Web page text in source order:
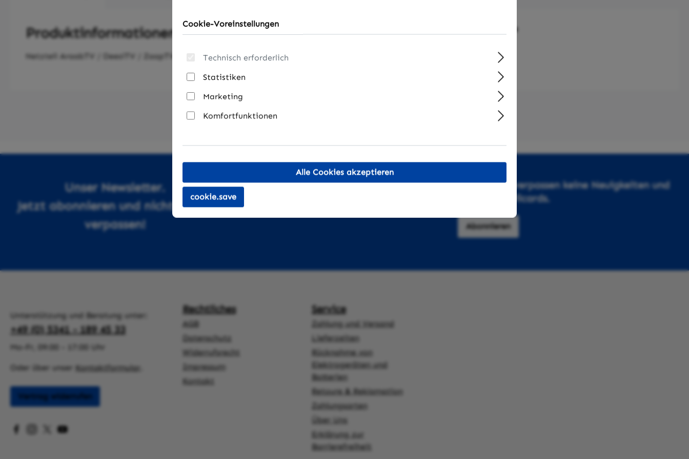
Produktinformationen "Netzteil AraabTV / DeesiTV / ZaapTV / MaaxTV"
Netzteil AraabTV / DeesiTV / ZaapTV / MaaxTV
Unser Newsletter.
Jetzt abonnieren und nichts mehr
verpassen!
Abonniere den kostenlosen Newsletter und verpassen keine Neuigkeiten und
Angebote von Devilcards.
Abonnieren
Unterstützung und Beratung unter:
+49 (0) 5341 - 189 45 33
Mo-Fr, 09:00 - 17:00 Uhr
Oder über unser Kontaktformular
Vertrag widerrufen
Besuche uns auf Facebook – öffnet in neuem Tab (externer Link)
Schau auf Instagram vorbei – öffnet in neuem Tab (externer Link)
Folge uns auf X – öffnet in neuem Tab (externer Link)
Sieh dir unsere Videos auf YouTube an – öffnet in neuem Tab (externer Link)
Rechtliches
AGB
Datenschutz
Widerrufsrecht
Impressum
Kontakt
Service
Zahlung und Versand
Lieferzeiten
Rücknahme von
Elektrogeräten und
Batterien
Retoure & Reklamation
Zahlungsarten
Über Uns
Erklärung zur
Barrierefreiheit
Cookie-Voreinstellungen
Technisch erforderlich
Statistiken
Marketing
Komfortfunktionen
Alle Cookies akzeptieren
cookie.save